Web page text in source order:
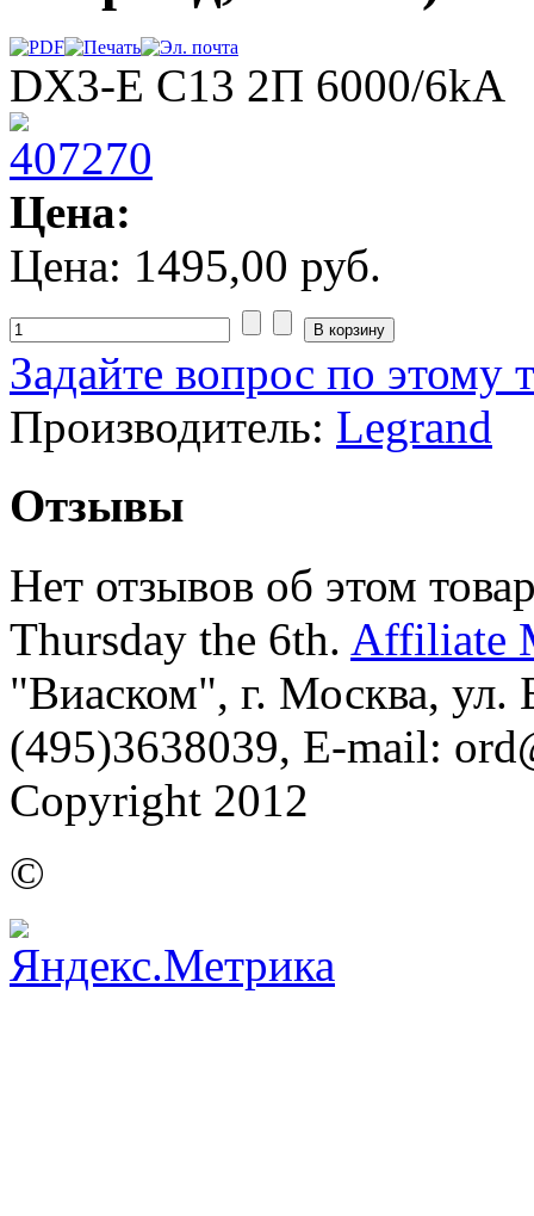
DX3-E C13 2П 6000/6kA
Цена:
Цена: 1495,00 руб.
Задайте вопрос по этому
Производитель: Legrand
Отзывы
Нет отзывов об этом
Thursday the 6th. Affiliate
"Виаском", г. Москва, ул.
(495)3638039, E-mail:
Copyright 2012
©